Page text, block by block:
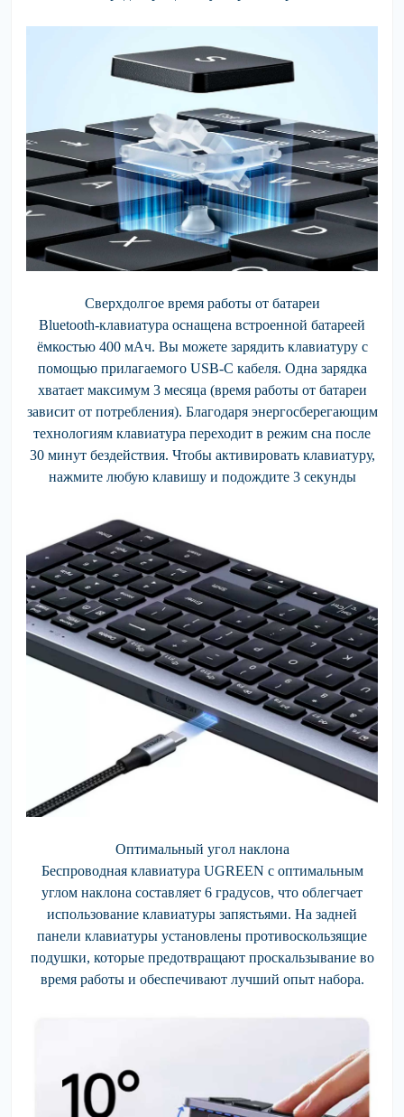
Сверхдолгое время работы от батареи
Bluetooth-клавиатура оснащена встроенной батареей
ёмкостью 400 мАч. Вы можете зарядить клавиатуру с
помощью прилагаемого USB-C кабеля. Одна зарядка
хватает максимум 3 месяца (время работы от батареи
зависит от потребления). Благодаря энергосберегающим
технологиям клавиатура переходит в режим сна после
30 минут бездействия. Чтобы активировать клавиатуру,
нажмите любую клавишу и подождите 3 секунды
Оптимальный угол наклона
Беспроводная клавиатура UGREEN с оптимальным
углом наклона составляет 6 градусов, что облегчает
использование клавиатуры запястьями. На задней
панели клавиатуры установлены противоскользящие
подушки, которые предотвращают проскальзывание во
время работы и обеспечивают лучший опыт набора.